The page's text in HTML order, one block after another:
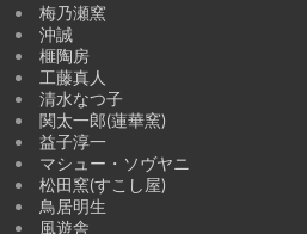
梅乃瀬窯
沖誠
榧陶房
工藤真人
清水なつ子
関太一郎(蓮華窯)
益子淳一
マシュー・ソヴヤニ
松田窯(すこし屋)
鳥居明生
風遊舎